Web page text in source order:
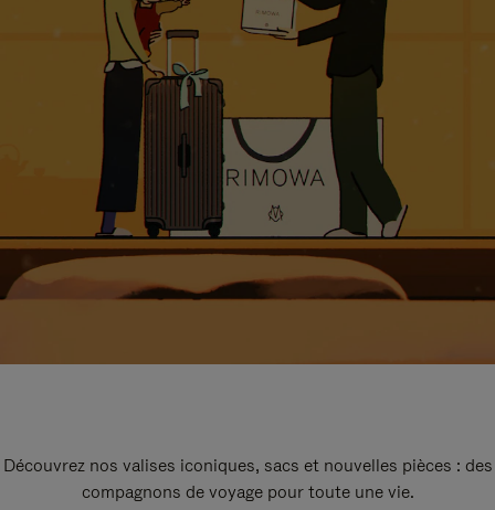
Découvrez nos valises iconiques, sacs et nouvelles pièces : des
compagnons de voyage pour toute une vie.